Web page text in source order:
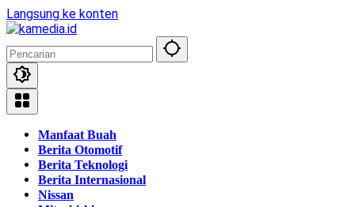
Langsung ke konten
Manfaat Buah
Berita Otomotif
Berita Teknologi
Berita Internasional
Nissan